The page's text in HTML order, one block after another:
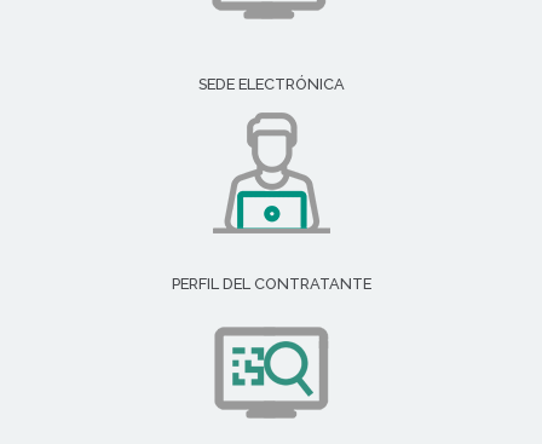
SEDE ELECTRÓNICA
PERFIL DEL CONTRATANTE